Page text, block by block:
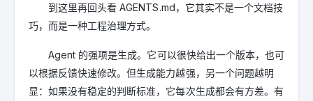
到这里再回头看 AGENTS.md，它其实不是一个文档技
巧，而是一种工程治理方式。
Agent 的强项是生成。它可以很快给出一个版本，也可
以根据反馈快速修改。但生成能力越强，另一个问题越明
显：如果没有稳定的判断标准，它每次生成都会有方差。有